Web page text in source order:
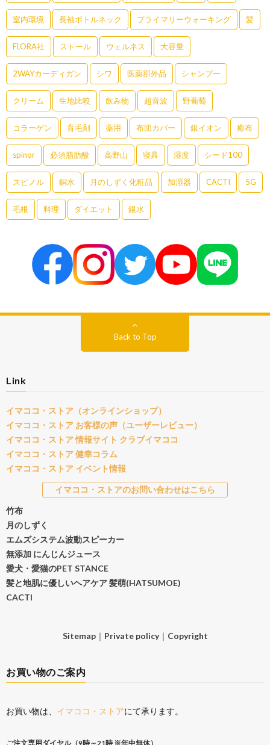
室内環境 長袖ボトルネック プライマリーウォーキング 髪
FLORA社 ストール ウェルネス 大容量
2WAYカーディガン シワ 医薬部外品 シャンプー
クリーム 生地比較 飲み物 超音波 野葡萄
コラーゲン 育毛剤 薬用 布団カバー 銀イオン 癒布
spinor 必須脂肪酸 高野山 寝具 湿度 シード100
スピノル 銅水 月のしずく化粧品 加湿器 CACTI 5G
毛根 料理 ダイエット 銀水
Back to Top
Link
イマココ・ストア（オンラインショップ）
イマココ・ストア お客様の声（ユーザーレビュー）
イマココ・ストア 情報サイト クラブイマココ
イマココ・ストア 健幸コラム
イマココ・ストア イベント情報
イマココ・ストアのお問い合わせはこちら
竹布
月のしずく
エムズシステム波動スピーカー
無添加 にんじんジュース
愛犬・愛猫のPET STANCE
髪と地肌に優しいヘアケア 髪萌(HATSUMOE)
CACTI
Sitemap｜ Private policy｜ Copyright
お買い物のご案内
お買い物は、 イマココ・ストアにて承ります。
ご注文専用ダイヤル（9時～21時 ※年中無休）